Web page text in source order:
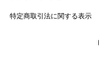
特定商取引法に関する表示